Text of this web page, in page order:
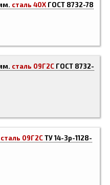
сталь 40Х ГОСТ 8732-78
сталь 09Г2С ГОСТ 8732-
сталь 09Г2СТУ 14-3р-1128-